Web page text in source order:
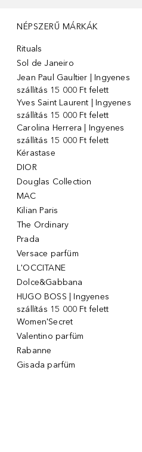
NÉPSZERŰ MÁRKÁK
Rituals
Sol de Janeiro
Jean Paul Gaultier | Ingyenes
szállítás 15 000 Ft felett
Yves Saint Laurent | Ingyenes
szállítás 15 000 Ft felett
Carolina Herrera | Ingyenes
szállítás 15 000 Ft felett
Kérastase
DIOR
Douglas Collection
MAC
Kilian Paris
The Ordinary
Prada
Versace parfüm
L'OCCITANE
Dolce&Gabbana
HUGO BOSS | Ingyenes
szállítás 15 000 Ft felett
Women'Secret
Valentino parfüm
Rabanne
Gisada parfüm